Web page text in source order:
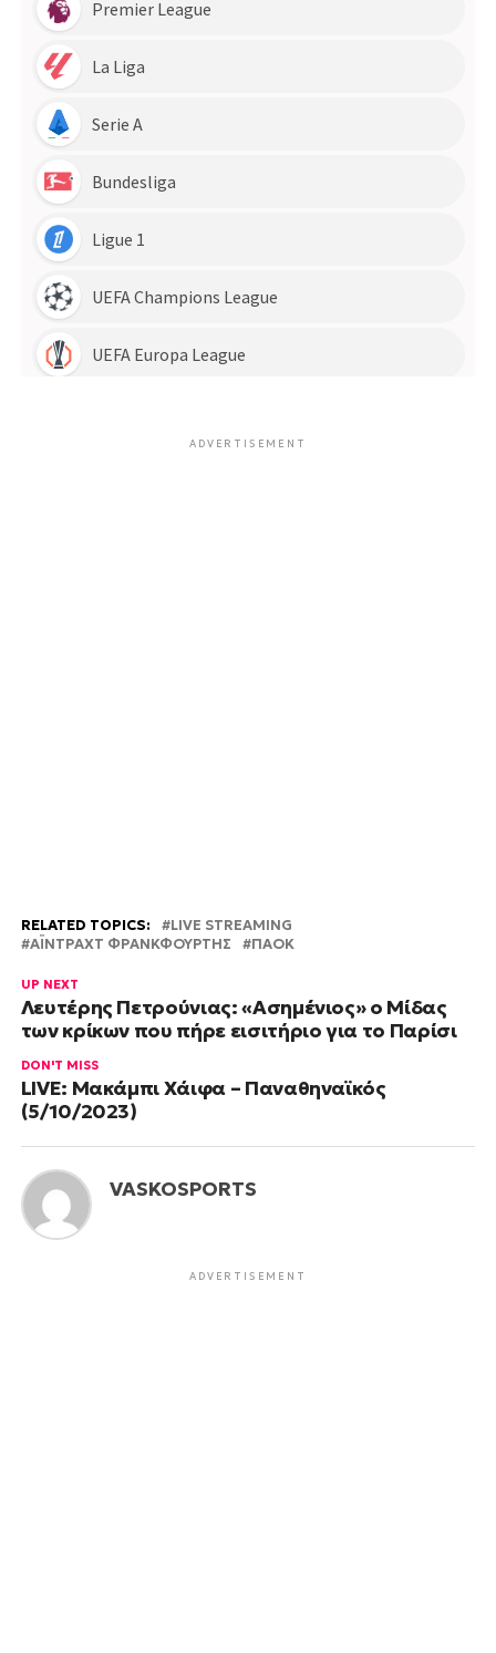
ADVERTISEMENT
RELATED TOPICS:
LIVE STREAMING
ΑΪΝΤΡΑΧΤ ΦΡΑΝΚΦΟΥΡΤΗΣ
ΠΑΟΚ
UP NEXT
Λευτέρης Πετρούνιας: «Ασημένιος» ο Μίδας
των κρίκων που πήρε εισιτήριο για το Παρίσι
DON'T MISS
LIVE: Μακάμπι Χάιφα – Παναθηναϊκός
(5/10/2023)
VASKOSPORTS
ADVERTISEMENT